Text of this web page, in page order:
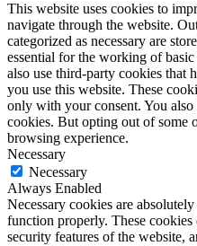
This website uses cookies to
navigate through the website.
categorized as necessary are
essential for the working of
also use third-party cookies that
you use this website. These
only with your consent. You
cookies. But opting out of some
browsing experience.
Necessary
Necessary
Always Enabled
Necessary cookies are
function properly. These
security features of the website,